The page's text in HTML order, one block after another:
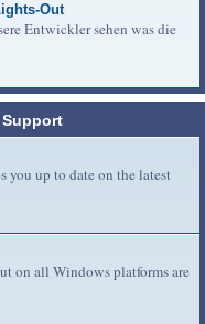
Out
Entwickler sehen was die
you up to date on the latest
on all Windows platforms are